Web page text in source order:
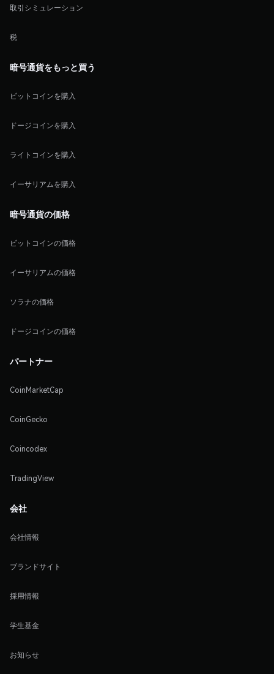
取引シミュレーション
税
暗号通貨をもっと買う
ビットコインを購入
ドージコインを購入
ライトコインを購入
イーサリアムを購入
暗号通貨の価格
ビットコインの価格
イーサリアムの価格
ソラナの価格
ドージコインの価格
パートナー
CoinMarketCap
CoinGecko
Coincodex
TradingView
会社
会社情報
ブランドサイト
採用情報
学生基金
お知らせ